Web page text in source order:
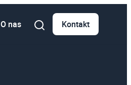
O nas Kontakt